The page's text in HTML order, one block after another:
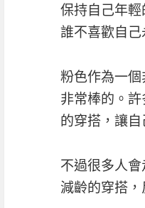
保持自己年
誰不喜歡自己
粉色作為一
非常棒的。
的穿搭，讓
不過很多人
減齡的穿搭